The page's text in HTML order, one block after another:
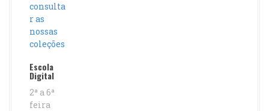
consulta
r as
nossas
coleções
Escola
Digital
2ª a 6ª
feira